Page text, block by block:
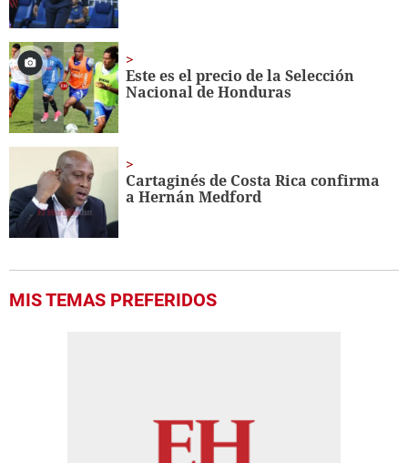
Este es el precio de la Selección
Nacional de Honduras
Cartaginés de Costa Rica confirma
a Hernán Medford
MIS TEMAS PREFERIDOS